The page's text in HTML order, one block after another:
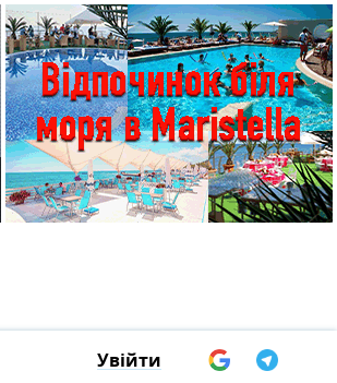
Увійти